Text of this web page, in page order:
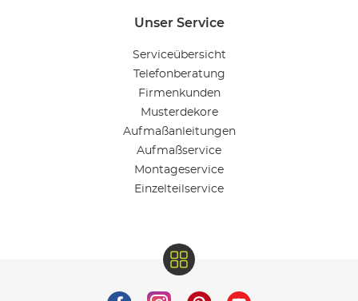
Unser Service
Serviceübersicht
Telefonberatung
Firmenkunden
Musterdekore
Aufmaßanleitungen
Aufmaßservice
Montageservice
Einzelteilservice